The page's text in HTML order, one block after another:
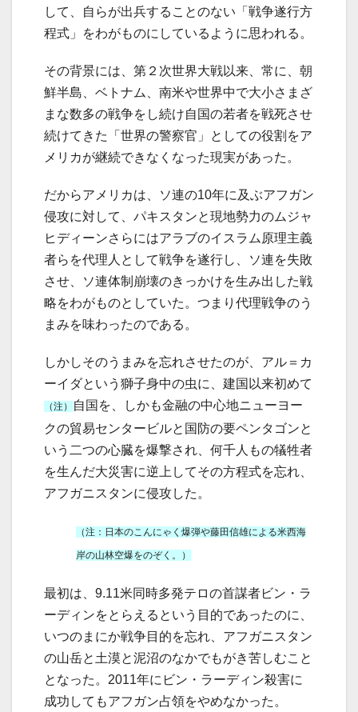
して、自らが出兵することのない「戦争遂行方
程式」をわがものにしているように思われる。
その背景には、第２次世界大戦以来、常に、朝
鮮半島、ベトナム、南米や世界中で大小さまざ
まな数多の戦争をし続け自国の若者を戦死させ
続けてきた「世界の警察官」としての役割をア
メリカが継続できなくなった現実があった。
だからアメリカは、ソ連の10年に及ぶアフガン
侵攻に対して、パキスタンと現地勢力のムジャ
ヒディーンさらにはアラブのイスラム原理主義
者らを代理人として戦争を遂行し、ソ連を失敗
させ、ソ連体制崩壊のきっかけを生み出した戦
略をわがものとしていた。つまり代理戦争のう
まみを味わったのである。
しかしそのうまみを忘れさせたのが、アル＝カ
ーイダという獅子身中の虫に、建国以来初めて
（注）
自国を、しかも金融の中心地ニューヨー
クの貿易センタービルと国防の要ペンタゴンと
いう二つの心臓を爆撃され、何千人もの犠牲者
を生んだ大災害に逆上してその方程式を忘れ、
アフガニスタンに侵攻した。
（注：日本のこんにゃく爆弾や藤田信雄による米西海
岸の山林空爆をのぞく。）
最初は、9.11米同時多発テロの首謀者ビン・ラ
ーディンをとらえるという目的であったのに、
いつのまにか戦争目的を忘れ、アフガニスタン
の山岳と土漠と泥沼のなかでもがき苦しむこと
となった。2011年にビン・ラーディン殺害に
成功してもアフガン占領をやめなかった。